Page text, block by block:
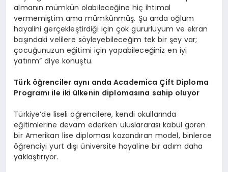
almanın mümkün olabileceğine hiç ihtimal
vermemiştim ama mümkünmüş. Şu anda oğlum
hayalini gerçekleştirdiği için çok gururluyum ve ekran
başındaki velilere söyleyebileceğim tek bir şey var;
çocuğunuzun eğitimi için yapabileceğiniz en iyi
yatırım” diye konuştu.
Türk öğrenciler aynı anda Academica Çift Diploma
Programı ile iki ülkenin diplomasına sahip oluyor
Türkiye’de liseli öğrencilere, kendi okullarında
eğitimlerine devam ederken uluslararası kabul gören
bir Amerikan lise diploması kazandıran model, binlerce
öğrenciyi yurt dışı üniversite hayaline bir adım daha
yaklaştırıyor.